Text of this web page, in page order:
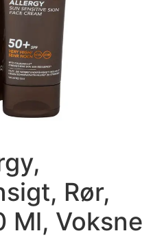
Rør,
Ml, Voksne